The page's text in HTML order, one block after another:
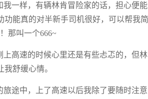
我一样，有辆林肯冒险家的话，担心便
功能真的对半新手司机很好，可以帮我
那叫一个666~
上高速的时候心里还是有些忐忑的，但
我舒缓心情。
旅途中，上了高速以后我除了要随时注